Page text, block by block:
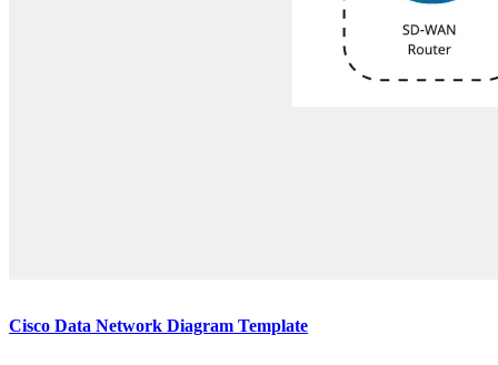
Cisco Data Network Diagram Template